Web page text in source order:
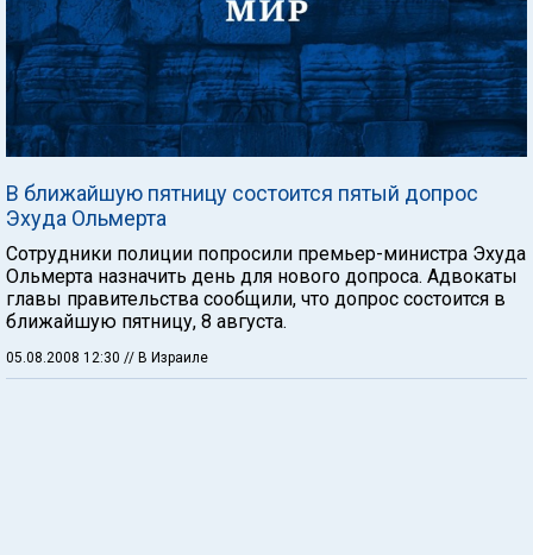
В ближайшую пятницу состоится пятый допрос
Эхуда Ольмерта
Сотрудники полиции попросили премьер-министра Эхуда
Ольмерта назначить день для нового допроса. Адвокаты
главы правительства сообщили, что допрос состоится в
ближайшую пятницу, 8 августа.
05.08.2008 12:30 // В Израиле